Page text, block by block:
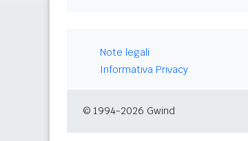
Note legali
Informativa Privacy
© 1994-2026 Gwind